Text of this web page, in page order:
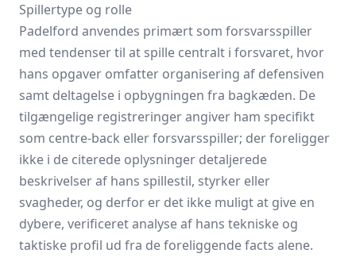
Spillertype og rolle
Padelford anvendes primært som forsvarsspiller
med tendenser til at spille centralt i forsvaret, hvor
hans opgaver omfatter organisering af defensiven
samt deltagelse i opbygningen fra bagkæden. De
tilgængelige registreringer angiver ham specifikt
som centre-back eller forsvarsspiller; der foreligger
ikke i de citerede oplysninger detaljerede
beskrivelser af hans spillestil, styrker eller
svagheder, og derfor er det ikke muligt at give en
dybere, verificeret analyse af hans tekniske og
taktiske profil ud fra de foreliggende facts alene.